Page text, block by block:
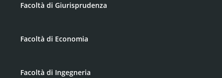
Facoltà di Giurisprudenza
Facoltà di Economia
Facoltà di Ingegneria